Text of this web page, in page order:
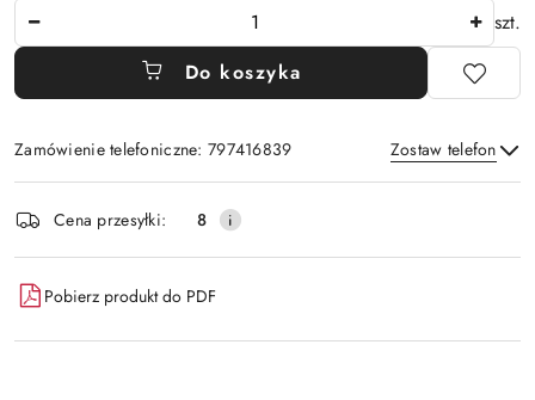
szt.
Do koszyka
Zamówienie telefoniczne: 797416839 Zostaw telefon
Wyślij
i
dostawa
Cena przesyłki: 8
Pobierz produkt do PDF